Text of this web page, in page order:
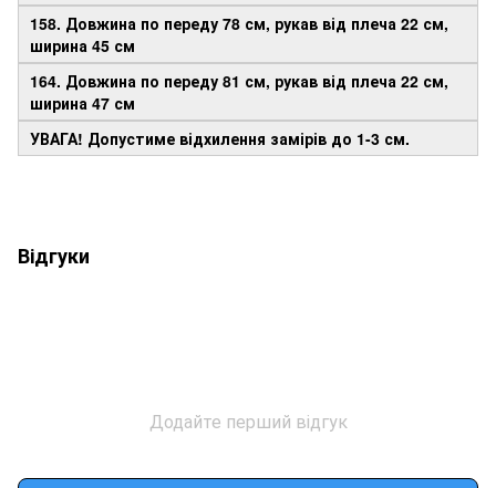
158. Довжина по переду 78 см, рукав від плеча 22 см,
ширина 45 см
164. Довжина по переду 81 см, рукав від плеча 22 см,
ширина 47 см
УВАГА! Допустиме відхилення замірів до 1-3 см.
Відгуки
Додайте перший відгук